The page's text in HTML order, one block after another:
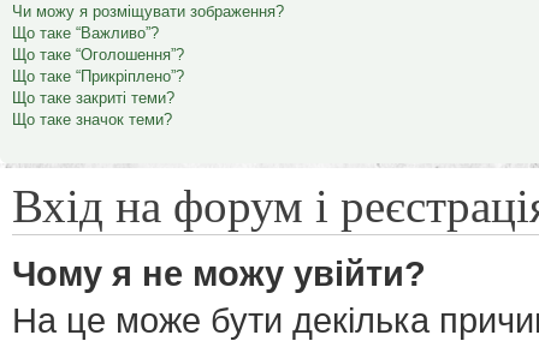
Чи можу я розміщувати зображення?
Що таке “Важливо”?
Що таке “Оголошення”?
Що таке “Прикріплено”?
Що таке закриті теми?
Що таке значок теми?
Вхід на форум і
Чому я не можу увійти?
На це може бути декілька